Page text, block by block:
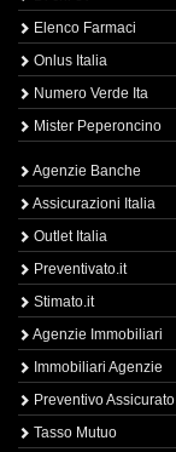
Elenco Farmaci
Onlus Italia
Numero Verde Ita
Mister Peperoncino
Agenzie Banche
Assicurazioni Italia
Outlet Italia
Preventivato.it
Stimato.it
Agenzie Immobiliari
Immobiliari Agenzie
Preventivo Assicurato
Tasso Mutuo